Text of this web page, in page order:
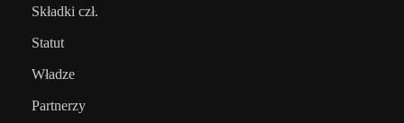
Składki czł.
Statut
Władze
Partnerzy